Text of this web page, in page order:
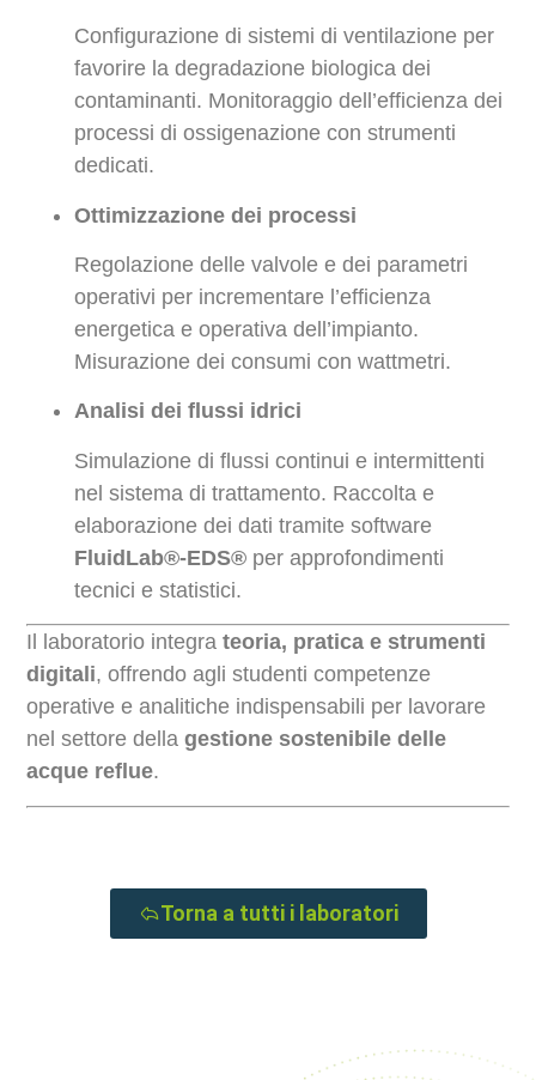
Configurazione di sistemi di ventilazione per
favorire la degradazione biologica dei
contaminanti. Monitoraggio dell’efficienza dei
processi di ossigenazione con strumenti
dedicati.
Ottimizzazione dei processi
Regolazione delle valvole e dei parametri
operativi per incrementare l’efficienza
energetica e operativa dell’impianto.
Misurazione dei consumi con wattmetri.
Analisi dei flussi idrici
Simulazione di flussi continui e intermittenti
nel sistema di trattamento. Raccolta e
elaborazione dei dati tramite software
FluidLab®-EDS® per approfondimenti
tecnici e statistici.
Il laboratorio integrateoria, pratica e strumenti
digitali, offrendo agli studenti competenze
operative e analitiche indispensabili per lavorare
nel settore dellagestione sostenibile delle
acque reflue.
Torna a tutti i laboratori